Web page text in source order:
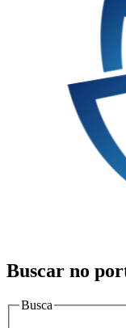
Buscar no
Busca